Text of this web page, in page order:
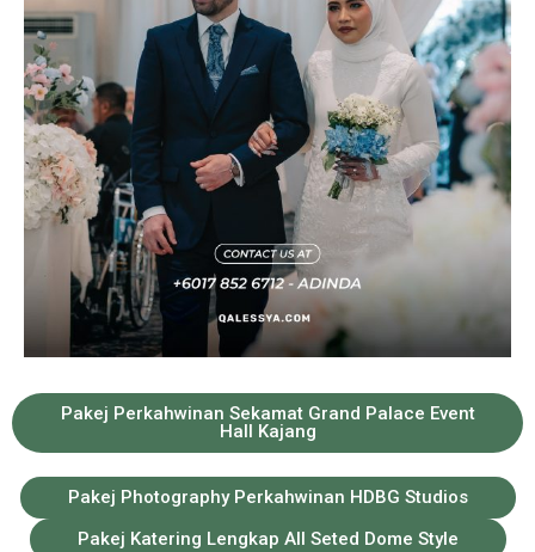
Pakej Perkahwinan Sekamat Grand Palace Event
Hall Kajang
Pakej Photography Perkahwinan HDBG Studios
Pakej Katering Lengkap All Seted Dome Style